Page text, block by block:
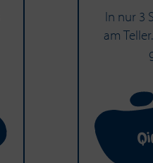
In nur 3
am